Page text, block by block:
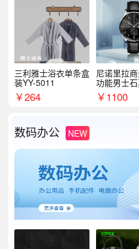
三利雅士浴衣单条盒
装YY-5011
￥264
尼诺里拉
功能男士
05
￥1100
数码办公 NEW